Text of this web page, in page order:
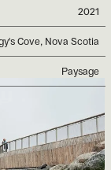
2021
Cove, Nova Scotia
Paysage